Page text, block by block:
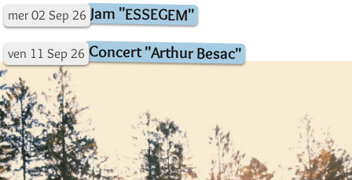
mer 02 Sep 26 Jam "ESSEGEM"
ven 11 Sep 26 Concert "Arthur Besac"